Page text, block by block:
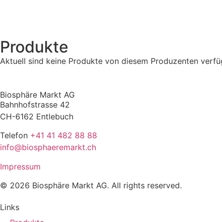
Produkte
Aktuell sind keine Produkte von diesem Produzenten
Biosphäre Markt AG
Bahnhofstrasse 42
CH-6162 Entlebuch
Telefon +41 41 482 88 88
info@biosphaeremarkt.ch
Impressum
© 2026 Biosphäre Markt AG. All rights reserved.
Links